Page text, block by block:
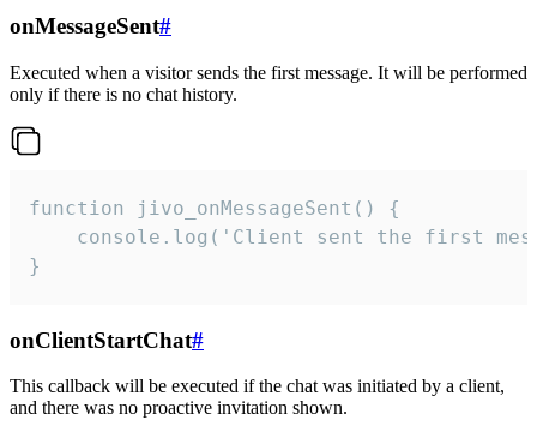
onMessageSent#
Executed when a visitor sends the first message. It will be performed
only if there is no chat history.
function jivo_onMessageSent() {
console.log('Client sent the first
}
onClientStartChat#
This callback will be executed if the chat was initiated by a client,
and there was no proactive invitation shown.